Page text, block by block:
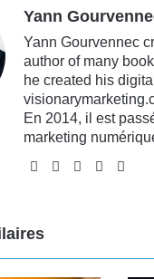
Yann
Yann Gourvennec
author of many
he created his
En 2014, il est
marketing
WebsiteFacebook
X Linkedin